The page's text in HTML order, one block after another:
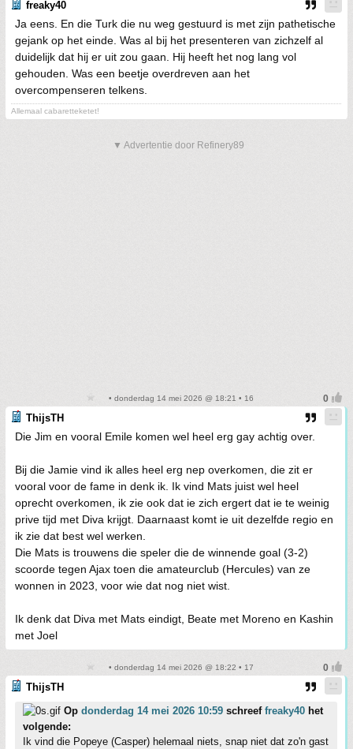
freaky40
Ja eens. En die Turk die nu weg gestuurd is met zijn pathetische
gejank op het einde. Was al bij het presenteren van zichzelf al
duidelijk dat hij er uit zou gaan. Hij heeft het nog lang vol
gehouden. Was een beetje overdreven aan het
overcompenseren telkens.
Allemaal cabaretteketet!
▼ Advertentie door Refinery89
• donderdag 14 mei 2026 @ 18:21 • 16
ThijsTH
Die Jim en vooral Emile komen wel heel erg gay achtig over.
Bij die Jamie vind ik alles heel erg nep overkomen, die zit er
vooral voor de fame in denk ik. Ik vind Mats juist wel heel
oprecht overkomen, ik zie ook dat ie zich ergert dat ie te weinig
prive tijd met Diva krijgt. Daarnaast komt ie uit dezelfde regio en
ik zie dat best wel werken.
Die Mats is trouwens die speler die de winnende goal (3-2)
scoorde tegen Ajax toen die amateurclub (Hercules) van ze
wonnen in 2023, voor wie dat nog niet wist.
Ik denk dat Diva met Mats eindigt, Beate met Moreno en Kashin
met Joel
• donderdag 14 mei 2026 @ 18:22 • 17
ThijsTH
Op donderdag 14 mei 2026 10:59 schreef freaky40 het
volgende:
Ik vind die Popeye (Casper) helemaal niets, snap niet dat zo'n gast